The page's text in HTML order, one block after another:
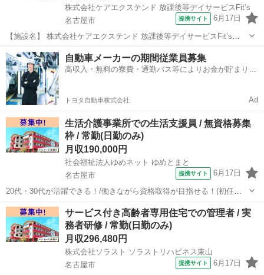
株式会社ケアエクステンド 放課後等デイサービスFit’s
名古屋市
提携サイト 6月17日
【施設名】 株式会社ケアエクステンド 放課後等デイサービスFit’s
【勤務地】 愛知県 名古屋市名東区 【アクセス】 一社駅/上社駅/本郷
愛知 名古屋市 介護士
自動車メーカーの期間従業員募集
高収入・無料の寮費・通勤バス等によりお金が貯まりや
トヨタ自動車株式会社 Ad
生活介護事業所での生活支援員 / 無資格募集
枠 / 常勤(日勤のみ)
月収190,000円
社会福祉法人ゆめネット ゆめとまと
名古屋市
提携サイト 6月17日
20代・30代が活躍できる！/働きながら資格取得が目指せる！(初任者
研修・実務者研修・介護福祉士)/定年65歳以上 【施設名】 社会福祉法
人ゆめネット ゆめとまと 【勤務地】 愛知県 名古屋市中川区 【アクセ
ス】 荒子...
愛知 名古屋市 介護士
サービス付き高齢者専用住宅での管理者 / 実
務者研修 / 常勤(日勤のみ)
月収296,480円
株式会社ソラスト ソラストリハピネス東山
名古屋市
提携サイト 6月17日